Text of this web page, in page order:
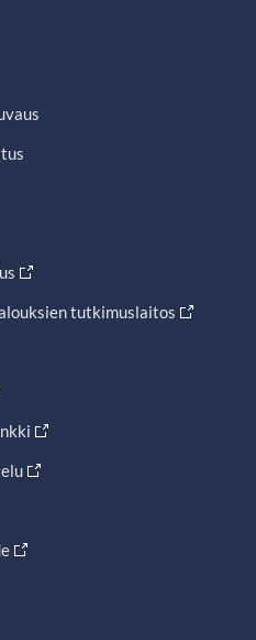
tutkimuslaitos